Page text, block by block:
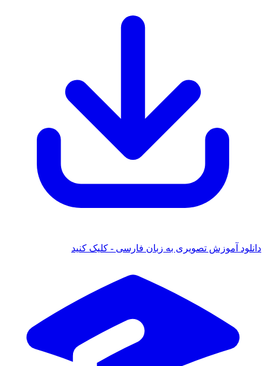
آموزش تصویری به زبان فارسی - کلیک کنید